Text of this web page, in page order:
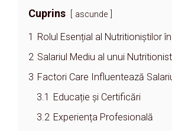
Cuprins ascunde
1
Rolul Esențial al Nutritioniștilor
2 Salariul Mediu al unui Nutritionist
3 Factori Care Influentează
3.1
Educație și Certificări
3.2 Experiența Profesională